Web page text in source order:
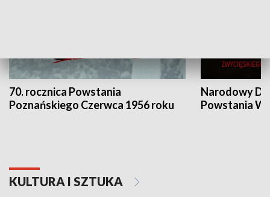
70. rocznica Powstania
Poznańskiego Czerwca 1956 roku
Narodowy
Powstania
KULTURA I SZTUKA